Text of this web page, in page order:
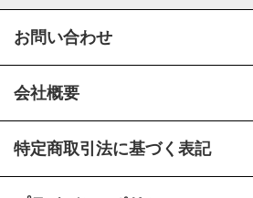
お問い合わせ
会社概要
特定商取引法に基づく表記